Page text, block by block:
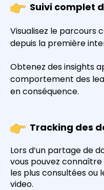
Suivi complet
Visualisez le parcours
depuis la première
Obtenez des insights
comportement des
en conséquence.
Tracking des
Lors d’un partage de
vous pouvez
les plus consultées ou
video.